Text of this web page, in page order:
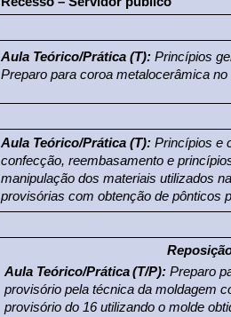
Aula Teórico/Prática (T): Princípios
Preparo para coroa metalocerâmica
Aula Teórico/Prática (T): Princípios e
confecção, reembasamento e
manipulação dos materiais utilizados
provisórias com obtenção de pônticos
Aula Teórico/Prática(T/P): Preparo
provisório pela técnica da moldagem
provisório do 16 utilizando o molde